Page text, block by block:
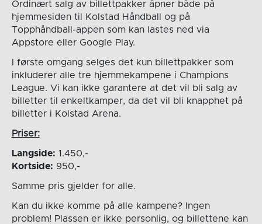
Ordinært salg av billettpakker åpner både på
hjemmesiden til Kolstad Håndball og på
Topphåndball-appen som kan lastes ned via
Appstore eller Google Play.
I første omgang selges det kun billettpakker som
inkluderer alle tre hjemmekampene i Champions
League. Vi kan ikke garantere at det vil bli salg av
billetter til enkeltkamper, da det vil bli knapphet på
billetter i Kolstad Arena.
Priser:
Langside: 1.450,-
Kortside: 950,-
Samme pris gjelder for alle.
Kan du ikke komme på alle kampene? Ingen
problem! Plassen er ikke personlig, og billettene kan